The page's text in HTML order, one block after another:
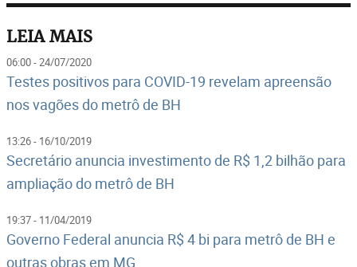
LEIA MAIS
06:00 - 24/07/2020
Testes positivos para COVID-19 revelam apreensão
nos vagões do metrô de BH
13:26 - 16/10/2019
Secretário anuncia investimento de R$ 1,2 bilhão para
ampliação do metrô de BH
19:37 - 11/04/2019
Governo Federal anuncia R$ 4 bi para metrô de BH e
outras obras em MG